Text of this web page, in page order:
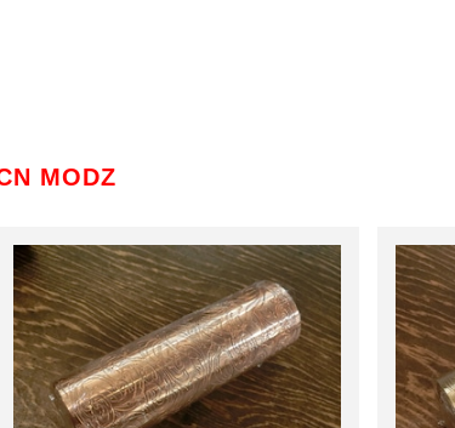
MODZ